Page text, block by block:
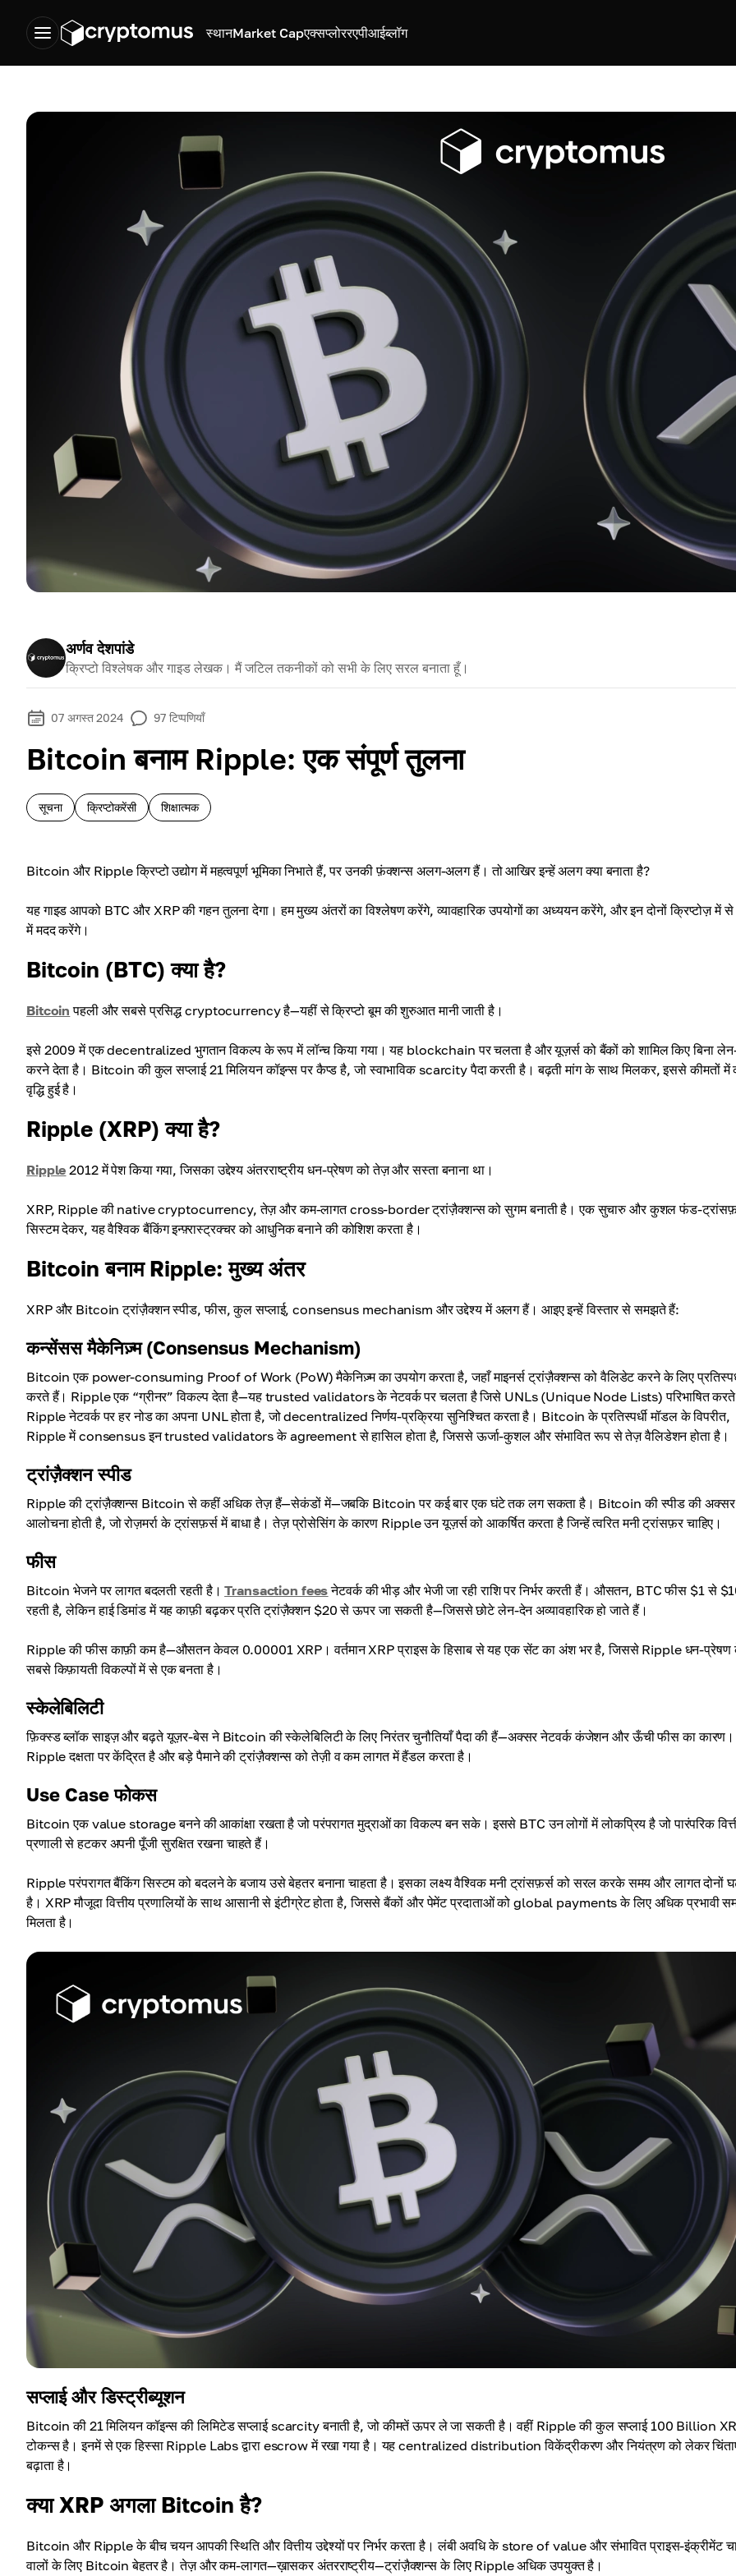
स्थानMarket Capएक्सप्लोररएपीआईब्लॉग
अर्णव देशपांडे
क्रिप्टो विश्लेषक और गाइड लेखक। मैं जटिल तकनीकों को सभी के लिए सरल बनाता हूँ।
07 अगस्त 2024 97 टिप्पणियाँ
Bitcoin बनाम Ripple: एक संपूर्ण तुलना
सूचना क्रिप्टोकरेंसी शिक्षात्मक
Bitcoin और Ripple क्रिप्टो उद्योग में महत्वपूर्ण भूमिका निभाते हैं, पर उनकी फ़ंक्शन्स अलग-अलग हैं। तो आखिर इन्हें अलग क्या बनाता है?
यह गाइड आपको BTC और XRP की गहन तुलना देगा। हम मुख्य अंतरों का विश्लेषण करेंगे, व्यावहारिक उपयोगों का अध्ययन करेंगे, और इन दोनों क्रिप्टोज़ में
में मदद करेंगे।
Bitcoin (BTC) क्या है?
Bitcoin पहली और सबसे प्रसिद्ध cryptocurrency है—यहीं से क्रिप्टो बूम की शुरुआत मानी जाती है।
इसे 2009 में एक decentralized भुगतान विकल्प के रूप में लॉन्च किया गया। यह blockchain पर चलता है और यूज़र्स को बैंकों को शामिल किए बिना
करने देता है। Bitcoin की कुल सप्लाई 21 मिलियन कॉइन्स पर कैप्ड है, जो स्वाभाविक scarcity पैदा करती है। बढ़ती मांग के साथ मिलकर, इससे कीमतों में
वृद्धि हुई है।
Ripple (XRP) क्या है?
Ripple 2012 में पेश किया गया, जिसका उद्देश्य अंतरराष्ट्रीय धन-प्रेषण को तेज़ और सस्ता बनाना था।
XRP, Ripple की native cryptocurrency, तेज़ और कम-लागत cross-border ट्रांज़ैक्शन्स को सुगम बनाती है। एक सुचारु और कुशल फंड-
सिस्टम देकर, यह वैश्विक बैंकिंग इन्फ़्रास्ट्रक्चर को आधुनिक बनाने की कोशिश करता है।
Bitcoin बनाम Ripple: मुख्य अंतर
XRP और Bitcoin ट्रांज़ैक्शन स्पीड, फीस, कुल सप्लाई, consensus mechanism और उद्देश्य में अलग हैं। आइए इन्हें विस्तार से समझते हैं:
कन्सेंसस मैकेनिज़्म (Consensus Mechanism)
Bitcoin एक power-consuming Proof of Work (PoW) मैकेनिज़्म का उपयोग करता है, जहाँ माइनर्स ट्रांज़ैक्शन्स को वैलिडेट करने के लिए
करते हैं। Ripple एक “ग्रीनर” विकल्प देता है—यह trusted validators के नेटवर्क पर चलता है जिसे UNLs (Unique Node Lists) परिभाषित
Ripple नेटवर्क पर हर नोड का अपना UNL होता है, जो decentralized निर्णय-प्रक्रिया सुनिश्चित करता है। Bitcoin के प्रतिस्पर्धी मॉडल के विपरीत,
Ripple में consensus इन trusted validators के agreement से हासिल होता है, जिससे ऊर्जा-कुशल और संभावित रूप से तेज़ वैलिडेशन होता है।
ट्रांज़ैक्शन स्पीड
Ripple की ट्रांज़ैक्शन्स Bitcoin से कहीं अधिक तेज़ हैं—सेकंडों में—जबकि Bitcoin पर कई बार एक घंटे तक लग सकता है। Bitcoin की स्पीड की अक्सर
आलोचना होती है, जो रोज़मर्रा के ट्रांसफ़र्स में बाधा है। तेज़ प्रोसेसिंग के कारण Ripple उन यूज़र्स को आकर्षित करता है जिन्हें त्वरित मनी ट्रांसफ़र चाहिए।
फीस
Bitcoin भेजने पर लागत बदलती रहती है।Transaction feesनेटवर्क की भीड़ और भेजी जा रही राशि पर निर्भर करती हैं। औसतन, BTC फीस $1 से
रहती है, लेकिन हाई डिमांड में यह काफ़ी बढ़कर प्रति ट्रांज़ैक्शन $20 से ऊपर जा सकती है—जिससे छोटे लेन-देन अव्यावहारिक हो जाते हैं।
Ripple की फीस काफ़ी कम है—औसतन केवल 0.00001 XRP। वर्तमान XRP प्राइस के हिसाब से यह एक सेंट का अंश भर है, जिससे Ripple धन-प्रेषण
सबसे किफ़ायती विकल्पों में से एक बनता है।
स्केलेबिलिटी
फ़िक्स्ड ब्लॉक साइज़ और बढ़ते यूज़र-बेस ने Bitcoin की स्केलेबिलिटी के लिए निरंतर चुनौतियाँ पैदा की हैं—अक्सर नेटवर्क कंजेशन और ऊँची फीस का कारण।
Ripple दक्षता पर केंद्रित है और बड़े पैमाने की ट्रांज़ैक्शन्स को तेज़ी व कम लागत में हैंडल करता है।
Use Case फोकस
Bitcoin एक value storage बनने की आकांक्षा रखता है जो परंपरागत मुद्राओं का विकल्प बन सके। इससे BTC उन लोगों में लोकप्रिय है जो पारंपरिक
प्रणाली से हटकर अपनी पूँजी सुरक्षित रखना चाहते हैं।
Ripple परंपरागत बैंकिंग सिस्टम को बदलने के बजाय उसे बेहतर बनाना चाहता है। इसका लक्ष्य वैश्विक मनी ट्रांसफ़र्स को सरल करके समय और लागत दोनों
है। XRP मौजूदा वित्तीय प्रणालियों के साथ आसानी से इंटीग्रेट होता है, जिससे बैंकों और पेमेंट प्रदाताओं को global payments के लिए अधिक प्रभावी
मिलता है।
सप्लाई और डिस्ट्रीब्यूशन
Bitcoin की 21 मिलियन कॉइन्स की लिमिटेड सप्लाई scarcity बनाती है, जो कीमतें ऊपर ले जा सकती है। वहीं Ripple की कुल सप्लाई 100 Billion
टोकन्स है। इनमें से एक हिस्सा Ripple Labs द्वारा escrow में रखा गया है। यह centralized distribution विकेंद्रीकरण और नियंत्रण को लेकर
बढ़ाता है।
क्या XRP अगला Bitcoin है?
Bitcoin और Ripple के बीच चयन आपकी स्थिति और वित्तीय उद्देश्यों पर निर्भर करता है। लंबी अवधि के store of value और संभावित प्राइस-इंक्रीमेंट
वालों के लिए Bitcoin बेहतर है। तेज़ और कम-लागत—ख़ासकर अंतरराष्ट्रीय—ट्रांज़ैक्शन्स के लिए Ripple अधिक उपयुक्त है।